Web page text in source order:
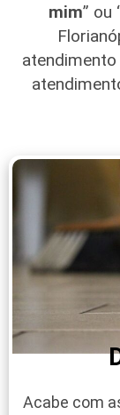
mim” ou
Acabe com